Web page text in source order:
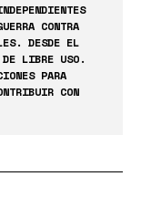
CONTRA
DESDE EL
DE LIBRE USO.
PARA
CON